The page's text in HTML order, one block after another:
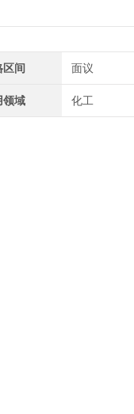
区间 面议
领域 化工